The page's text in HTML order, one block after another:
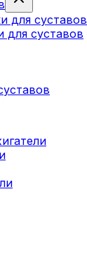
для суставов
для суставов